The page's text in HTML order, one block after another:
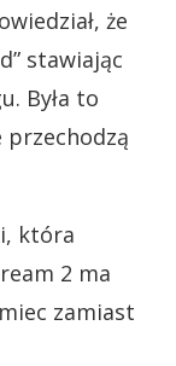
że
stawiając
Była to
przechodzą
która
2 ma
zamiast